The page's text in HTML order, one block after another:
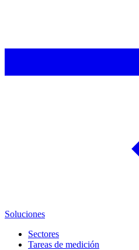
Soluciones
Sectores
Tareas de medición